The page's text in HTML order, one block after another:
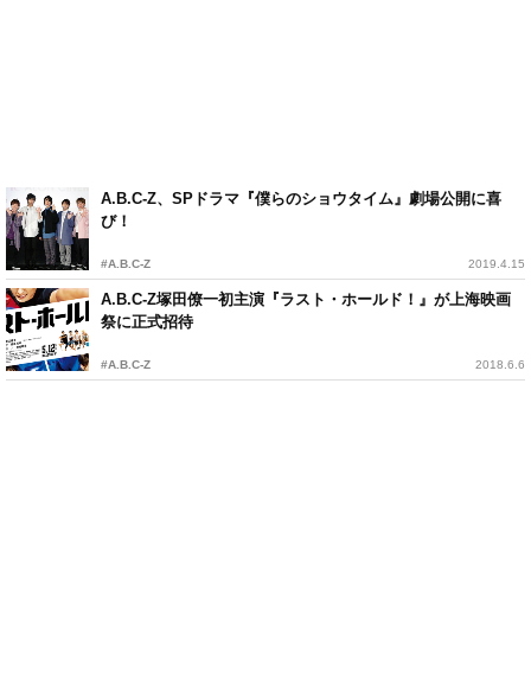
A.B.C-Z、SPドラマ『僕らのショウタイム』劇場公開に喜
び！
#A.B.C-Z 2019.4.15
A.B.C-Z塚田僚一初主演『ラスト・ホールド！』が上海映画
祭に正式招待
#A.B.C-Z 2018.6.6